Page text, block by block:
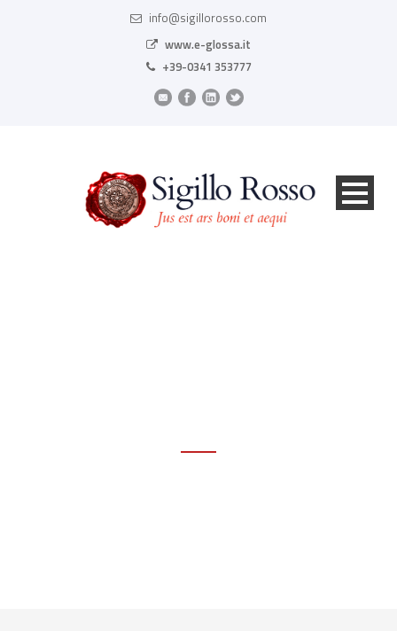
info@sigillorosso.com
www.e-glossa.it
+39-0341 353777